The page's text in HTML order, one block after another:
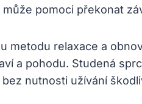
pomoci překonat
metodu relaxace a
a pohodu. Studená
nutnosti užívání